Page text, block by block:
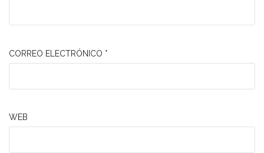
CORREO ELECTRÓNICO *
WEB